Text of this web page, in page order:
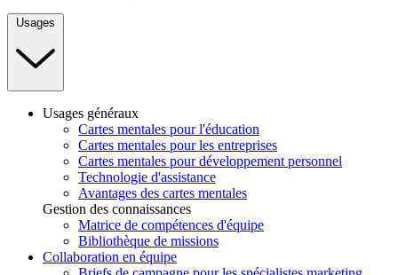
Usages
Usages généraux
Cartes mentales pour l'éducation
Cartes mentales pour les entreprises
Cartes mentales pour développement personnel
Technologie d'assistance
Avantages des cartes mentales
Gestion des connaissances
Matrice de compétences d'équipe
Bibliothèque de missions
Collaboration en équipe